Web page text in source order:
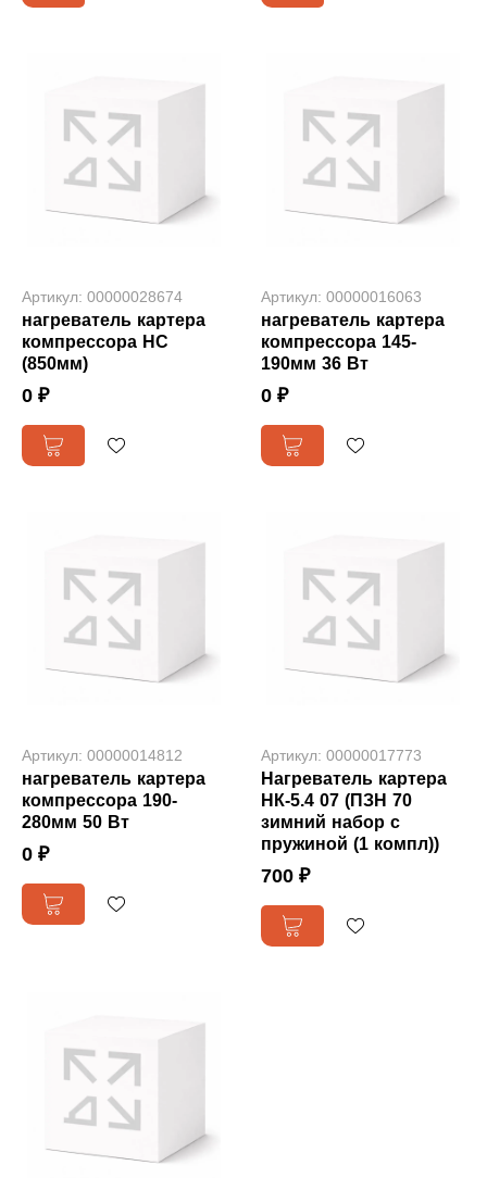
Артикул: 00000028674
нагреватель картера
компрессора НС
(850мм)
0 ₽
Артикул: 00000016063
нагреватель картера
компрессора 145-
190мм 36 Вт
0 ₽
Артикул: 00000014812
нагреватель картера
компрессора 190-
280мм 50 Вт
0 ₽
Артикул: 00000017773
Нагреватель картера
НК-5.4 07 (ПЗН 70
зимний набор с
пружиной (1 компл))
700 ₽